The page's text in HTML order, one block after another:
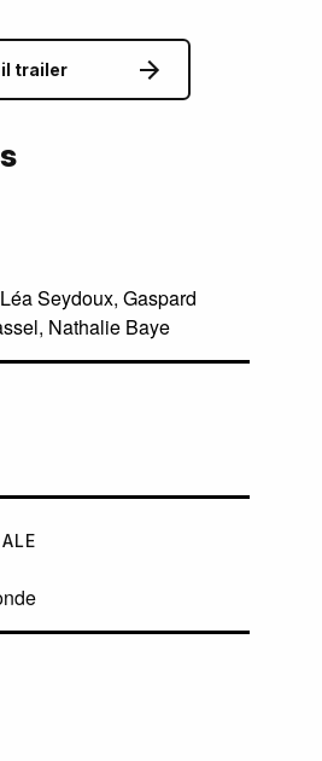
il trailer
Léa Seydoux, Gaspard
, Nathalie Baye